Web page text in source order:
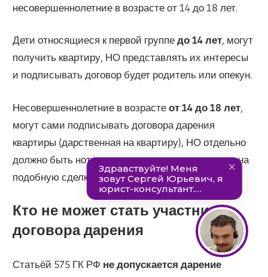
несовершеннолетние в возрасте от 14 до 18 лет.
Дети относящиеся к первой группедо 14 лет, могут
получить квартиру, НО представлять их интересы
и подписывать договор будет родитель или опекун.
Несовершеннолетние в возрастеот 14 до 18 лет,
могут сами подписывать договора дарения
квартиры (дарственная на квартиру), НО отдельно
должно быть нотариально заверенное согласие на
подобную сделку родителя или опекуна.
Кто не может стать участником
договора дарения
Статьёй 575 ГК РФ не допускается дарение